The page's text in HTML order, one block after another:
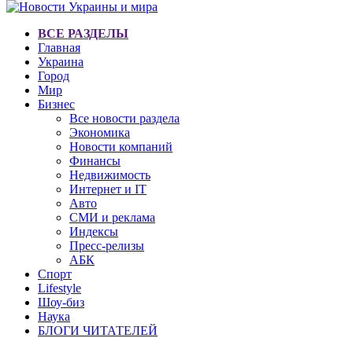
ВСЕ РАЗДЕЛЫ
Главная
Украина
Город
Мир
Бизнес
Все новости раздела
Экономика
Новости компаний
Финансы
Недвижимость
Интернет и IT
Авто
СМИ и реклама
Индексы
Пресс-релизы
АБК
Спорт
Lifestyle
Шоу-биз
Наука
БЛОГИ ЧИТАТЕЛЕЙ